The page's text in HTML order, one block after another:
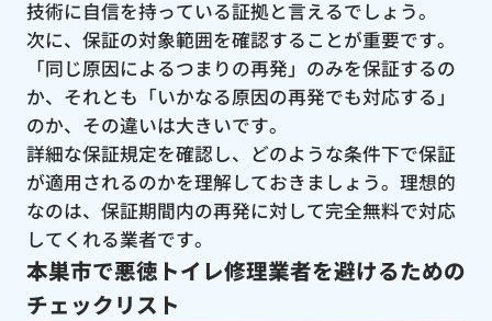
技術に自信を持っている証拠と言えるでしょう。
次に、保証の対象範囲を確認することが重要です。
「同じ原因によるつまりの再発」のみを保証するの
か、それとも「いかなる原因の再発でも対応する」
のか、その違いは大きいです。
詳細な保証規定を確認し、どのような条件下で保証
が適用されるのかを理解しておきましょう。理想的
なのは、保証期間内の再発に対して完全無料で対応
してくれる業者です。
本巣市で悪徳トイレ修理業者を避けるための
チェックリスト